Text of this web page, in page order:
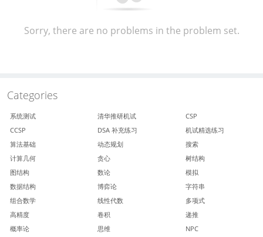
Sorry, there are no problems in the problem set.
Categories
系统测试 清华推研机试
CSP
CCSP
DSA 补充练习
机试精选练习
算法基础
动态规划
搜索
计算几何
贪心
树结构
图结构
数论
模拟
数据结构
博弈论
字符串
组合数学
线性代数
多项式
高精度
卷积
递推
概率论
思维
NPC